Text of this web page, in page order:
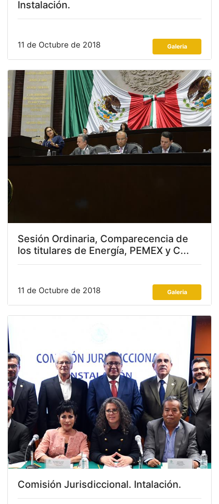
Instalación.
11 de Octubre de 2018 Galeria
Sesión Ordinaria, Comparecencia de
los titulares de Energía, PEMEX y C...
11 de Octubre de 2018 Galeria
Comisión Jurisdiccional. Intalación.